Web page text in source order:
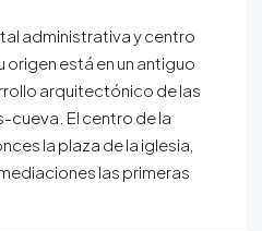
administrativa y centro
origen está en un antiguo
arquitectónico de las
cueva. El centro de la
la plaza de la iglesia,
las primeras